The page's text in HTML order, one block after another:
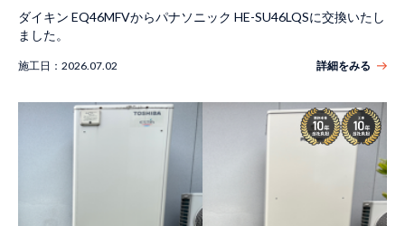
ダイキン EQ46MFVからパナソニック HE-SU46LQSに交換いたし
ました。
施工日： 2026.07.02 詳細をみる